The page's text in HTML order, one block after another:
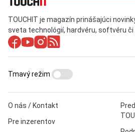
TOUCHIT je magazín prinášajúci
sveta technológií, hardvéru, softvéru či
O nás / Kontakt
Pre inzerentov
Tmavý režim